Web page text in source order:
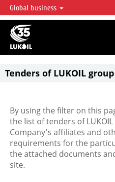
LUKOIL OVERVIEW
LUKOIL is one of the largest oil & gas
accounting for over 2% of crude
reserves globally.
Global business
Tenders of LUKOIL group
By using the filter on this
the list of tenders of
Company's affiliates and
requirements for the
the attached documents
site.